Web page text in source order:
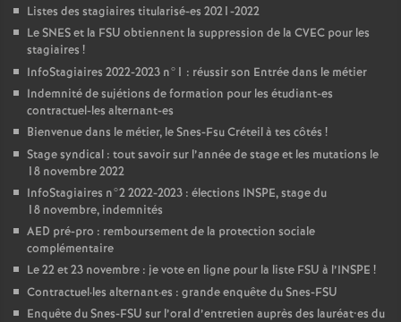
Listes des stagiaires titularisé-es 2021-2022
LeSNESet la FSU obtiennent la suppression de la CVEC pour les
stagiaires !
InfoStagiaires 2022-2023 n°1 : réussir son Entrée dans le métier
Indemnité de sujétions de formation pour les étudiant-es
contractuel-les alternant-es
Bienvenue dans le métier, le Snes-Fsu Créteil à tes côtés !
Stage syndical : tout savoir sur l’année de stage et les mutations le
18 novembre 2022
InfoStagiaires n°2 2022-2023 : élections INSPE, stage du
18 novembre, indemnités
AED pré-pro : remboursement de la protection sociale
complémentaire
Le 22 et 23 novembre : je vote en ligne pour la liste FSU à l’INSPE !
Contractuel·les alternant·es : grande enquête du Snes-FSU
Enquête du Snes-FSU sur l’oral d’entretien auprès des lauréat•es du